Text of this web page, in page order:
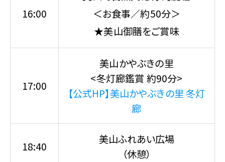
16:00
＜お食事／約50分＞
★美山御膳をご賞味
17:00
美山かやぶきの里
<冬灯廊鑑賞 約90分>
【公式HP】美山かやぶきの里 冬灯
廊
18:40
美山ふれあい広場
（休憩）